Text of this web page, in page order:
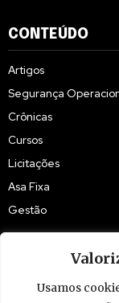
Usamos
CONTEÚDO
Artigos
Segurança
Crônicas
Cursos
Licitações
Asa Fixa
Gestão